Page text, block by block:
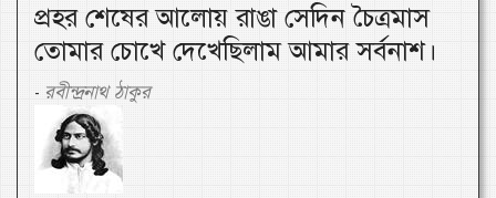
প্রহর শেষের আলোয় রাঙা সেদিন চৈত্রমাস
তোমার চোখে দেখেছিলাম আমার সর্বনাশ।
- রবীন্দ্রনাথ ঠাকুর